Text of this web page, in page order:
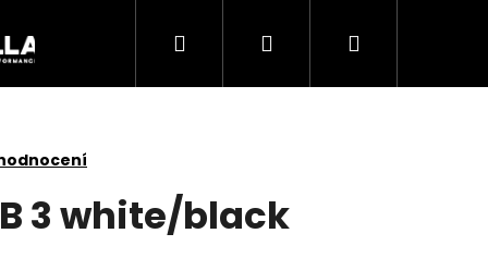
Hledat PřihlášeníNákupní
3 white/black